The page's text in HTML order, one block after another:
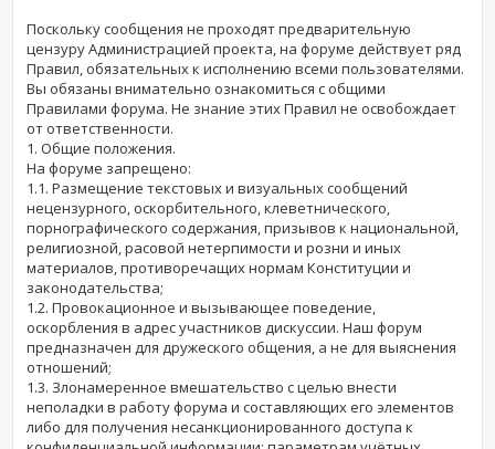
Поскольку сообщения не проходят предварительную
цензуру Администрацией проекта, на форуме действует ряд
Правил, обязательных к исполнению всеми пользователями.
Вы обязаны внимательно ознакомиться с общими
Правилами форума. Не знание этих Правил не освобождает
от ответственности.
1. Общие положения.
На форуме запрещено:
1.1. Размещение текстовых и визуальных сообщений
нецензурного, оскорбительного, клеветнического,
порнографического содержания, призывов к национальной,
религиозной, расовой нетерпимости и розни и иных
материалов, противоречащих нормам Конституции и
законодательства;
1.2. Провокационное и вызывающее поведение,
оскорбления в адрес участников дискуссии. Наш форум
предназначен для дружеского общения, а не для выяснения
отношений;
1.3. Злонамеренное вмешательство с целью внести
неполадки в работу форума и составляющих его элементов
либо для получения несанкционированного доступа к